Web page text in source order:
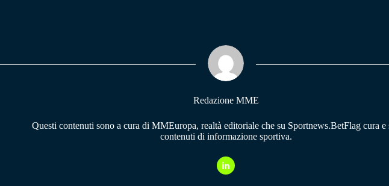
pp m
Redazione MME
Questi contenuti sono a cura di MMEuropa, realtà editoriale che su Sportnews.BetFlag cura e
contenuti di informazione sportiva.